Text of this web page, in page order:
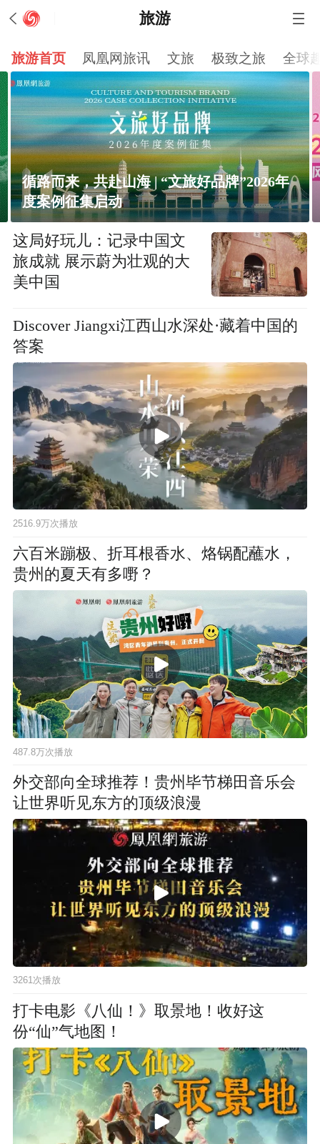
旅游
旅游首页 凤凰网旅讯 文旅 极致之旅 全球
2026第三届香港好物节丨港趣风尚 探索好物
这局好玩儿：记录中国文
旅成就 展示蔚为壮观的大
美中国
Discover Jiangxi江西山水深处·藏着中国的
答案
2516.9万次播放
六百米蹦极、折耳根香水、烙锅配蘸水，
贵州的夏天有多嘢？
487.8万次播放
外交部向全球推荐！贵州毕节梯田音乐会
让世界听见东方的顶级浪漫
3261次播放
打卡电影《八仙！》取景地！收好这
份“仙”气地图！